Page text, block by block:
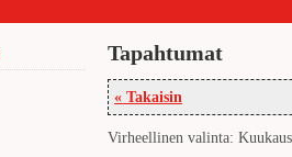
Tapahtumat
« Takaisin
Virheellinen valinta: